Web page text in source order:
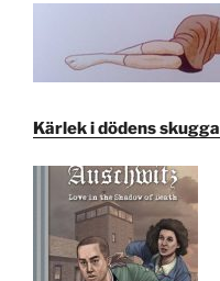
Kärlek i dödens skugga